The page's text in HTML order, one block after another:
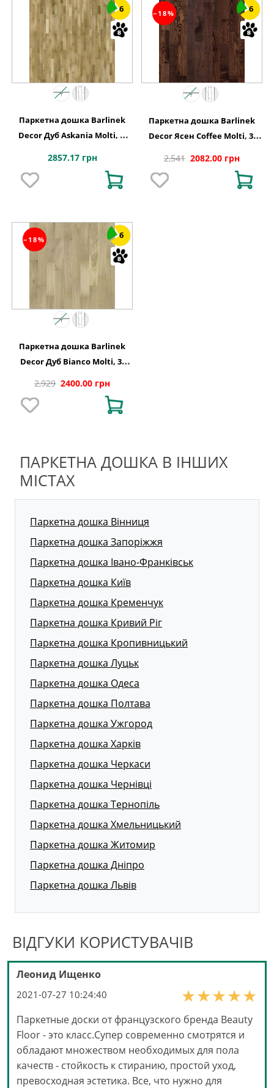
6
Паркетна дошка Barlinek
Decor Дуб Askania Molti, 3-
2857.17 грн
−18% 6
Паркетна дошка Barlinek
Decor Ясен Coffee Molti, 3-
2,541 2082.00 грн
−18% 6
Паркетна дошка Barlinek
Decor Дуб Bianco Molti, 3-
2,929 2400.00 грн
ПАРКЕТНА ДОШКА В ІНШИХ
МІСТАХ
Паркетна дошка Вінниця
Паркетна дошка Запоріжжя
Паркетна дошка Івано-Франківськ
Паркетна дошка Київ
Паркетна дошка Кременчук
Паркетна дошка Кривий Ріг
Паркетна дошка Кропивницький
Паркетна дошка Луцьк
Паркетна дошка Одеса
Паркетна дошка Полтава
Паркетна дошка Ужгород
Паркетна дошка Харків
Паркетна дошка Черкаси
Паркетна дошка Чернівці
Паркетна дошка Тернопіль
Паркетна дошка Хмельницький
Паркетна дошка Житомир
Паркетна дошка Дніпро
Паркетна дошка Львів
ВІДГУКИ КОРИСТУВАЧІВ
Леонид Ищенко
2021-07-27 10:24:40
Паркетные доски от французского бренда Beauty
Floor - это класс.Супер современно смотрятся и
обладают множеством необходимых для пола
качеств - стойкость к стиранию, простой уход,
превосходная эстетика. Все, что нужно для